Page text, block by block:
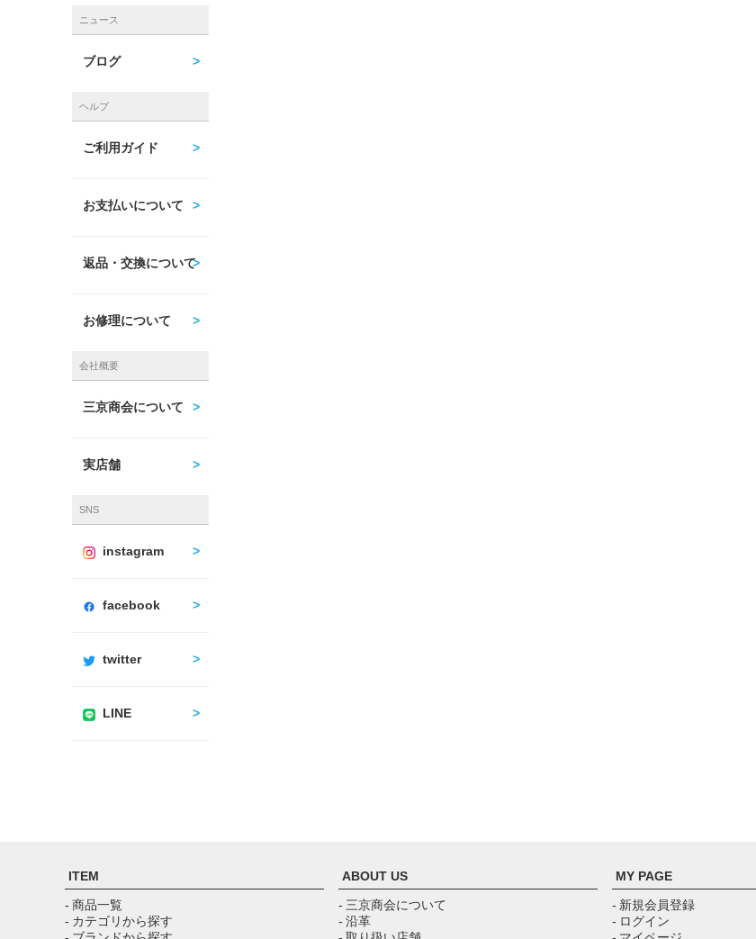
ニュース
ブログ
ヘルプ
ご利用ガイド
お支払いについて
返品・交換について
お修理について
会社概要
三京商会について
実店舗
SNS
instagram
facebook
twitter
LINE
ITEM
- 商品一覧
- カテゴリから探す
ABOUT US
- 三京商会について
- 沿革
MY PAGE
- 新規会員登録
- ログイン